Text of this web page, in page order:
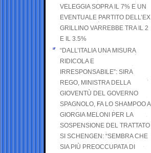
VELEGGIA SOPRA IL 7% E UN
EVENTUALE PARTITO DELL’EX
GRILLINO VARREBBE TRA IL 2
E IL 3.5%
“DALL’ITALIA UNA MISURA
RIDICOLA E
IRRESPONSABILE”: SIRA
REGO, MINISTRA DELLA
GIOVENTÙ DEL GOVERNO
SPAGNOLO, FA LO SHAMPOO A
GIORGIA MELONI PER LA
SOSPENSIONE DEL TRATTATO
SI SCHENGEN: “SEMBRA CHE
SIA PIÙ PREOCCUPATA DI